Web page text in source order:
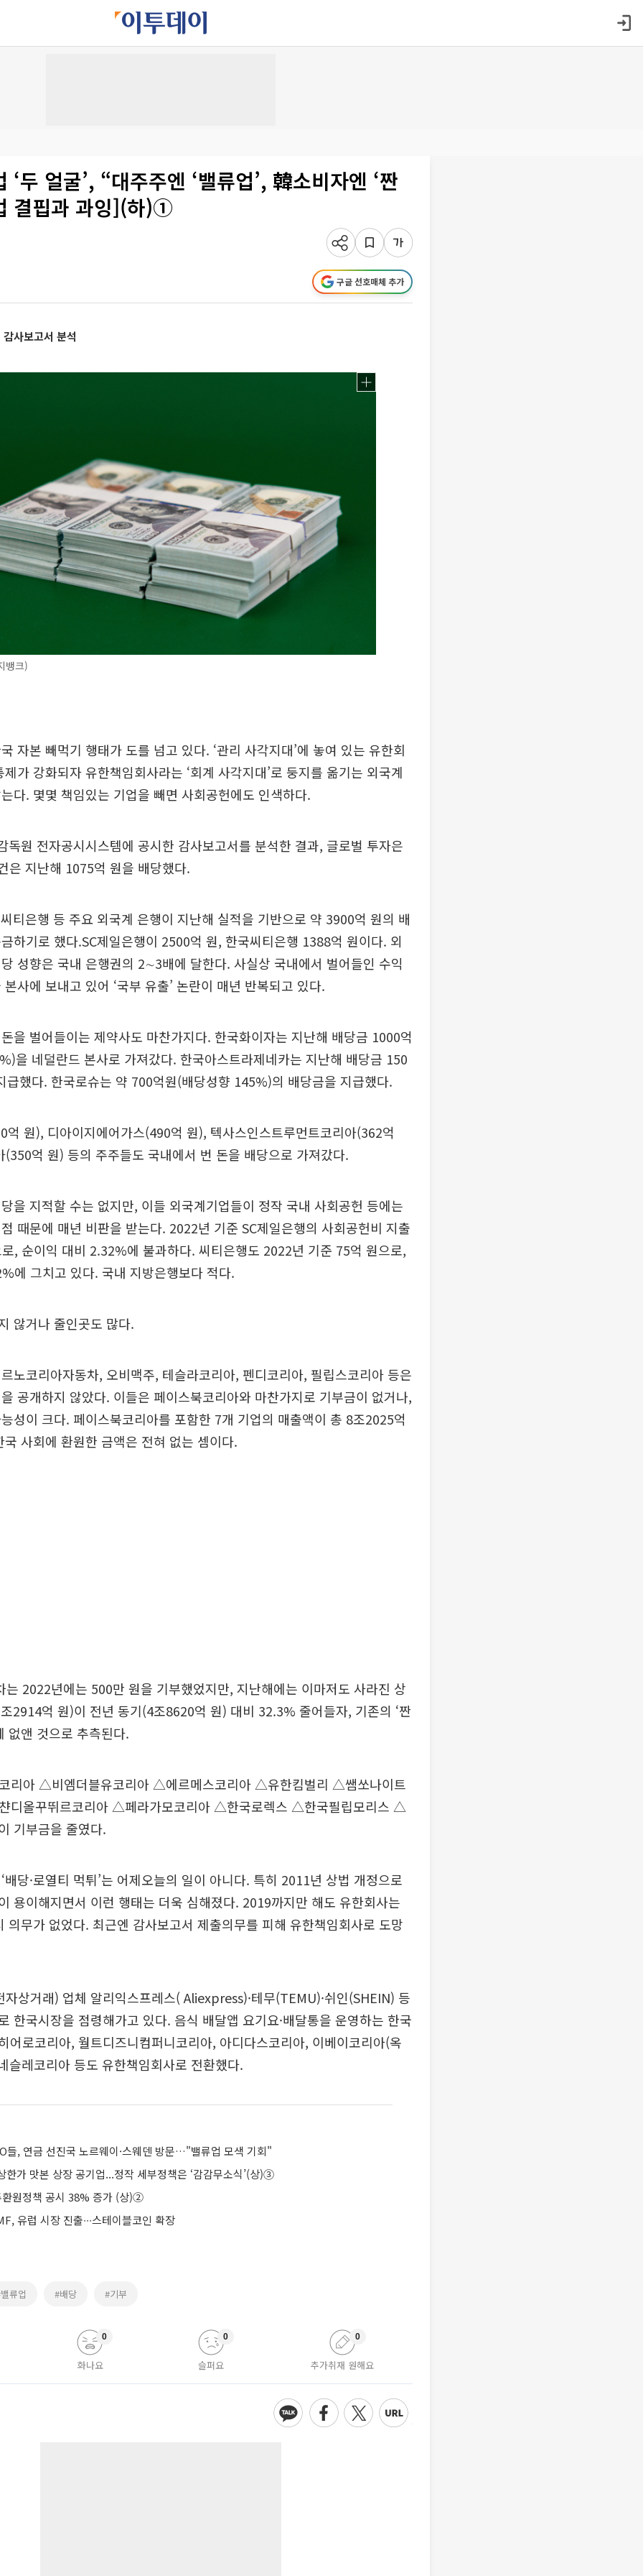
‘두 얼굴’, “대주주엔 ‘밸류업’, 韓소비자엔 ‘짠
결핍과 과잉](하)①
구글 선호매체 추가
사보고서 분석
뱅크)
자본 빼먹기 행태가 도를 넘고 있다. ‘관리 사각지대’에 놓여 있는 유한회
가 강화되자 유한책임회사라는 ‘회계 사각지대’로 둥지를 옮기는 외국계
다. 몇몇 책임있는 기업을 빼면 사회공헌에도 인색하다.
독원 전자공시시스템에 공시한 감사보고서를 분석한 결과, 글로벌 투자은
은 지난해 1075억 원을 배당했다.
티은행 등 주요 외국계 은행이 지난해 실적을 기반으로 약 3900억 원의 배
하기로 했다.SC제일은행이 2500억 원, 한국씨티은행 1388억 원이다. 외
성향은 국내 은행권의 2∼3배에 달한다. 사실상 국내에서 벌어들인 수익
사에 보내고 있어 ‘국부 유출’ 논란이 매년 반복되고 있다.
을 벌어들이는 제약사도 마찬가지다. 한국화이자는 지난해 배당금 1000억
을 네덜란드 본사로 가져갔다. 한국아스트라제네카는 지난해 배당금 150
급했다. 한국로슈는 약 700억원(배당성향 145%)의 배당금을 지급했다.
억 원), 디아이지에어가스(490억 원), 텍사스인스트루먼트코리아(362억
(350억 원) 등의 주주들도 국내에서 번 돈을 배당으로 가져갔다.
을 지적할 수는 없지만, 이들 외국계기업들이 정작 국내 사회공헌 등에는
때문에 매년 비판을 받는다. 2022년 기준 SC제일은행의 사회공헌비 지출
, 순이익 대비 2.32%에 불과하다. 씨티은행도 2022년 기준 75억 원으로,
에 그치고 있다. 국내 지방은행보다 적다.
않거나 줄인곳도 많다.
노코리아자동차, 오비맥주, 테슬라코리아, 펜디코리아, 필립스코리아 등은
공개하지 않았다. 이들은 페이스북코리아와 마찬가지로 기부금이 없거나,
성이 크다. 페이스북코리아를 포함한 7개 기업의 매출액이 총 8조2025억
사회에 환원한 금액은 전혀 없는 셈이다.
는 2022년에는 500만 원을 기부했었지만, 지난해에는 이마저도 사라진 상
2914억 원)이 전년 동기(4조8620억 원) 대비 32.3% 줄어들자, 기존의 ‘짠
없앤 것으로 추측된다.
리아 △비엠더블유코리아 △에르메스코리아 △유한킴벌리 △쌤쏘나이트
디올꾸뛰르코리아 △페라가모코리아 △한국로렉스 △한국필립모리스 △
기부금을 줄였다.
배당·로열티 먹튀’는 어제오늘의 일이 아니다. 특히 2011년 상법 개정으로
용이해지면서 이런 행태는 더욱 심해졌다. 2019까지만 해도 유한회사는
의무가 없었다. 최근엔 감사보고서 제출의무를 피해 유한책임회사로 도망
상거래) 업체 알리익스프레스( Aliexpress)·테무(TEMU)·쉬인(SHEIN) 등
한국시장을 점령해가고 있다. 음식 배달앱 요기요·배달통을 운영하는 한국
어로코리아, 월트디즈니컴퍼니코리아, 아디다스코리아, 이베이코리아(옥
슬레코리아 등도 유한책임회사로 전환했다.
들, 연금 선진국 노르웨이·스웨덴 방문…"밸류업 모색 기회"
한가 맛본 상장 공기업...정작 세부정책은 ‘감감무소식’(상)③
환원정책 공시 38% 증가 (상)②
유럽 시장 진출∙∙∙스테이블코인 확장
류업 #배당 #기부
화나요
0
슬퍼요
0
추가취재 원해요
0